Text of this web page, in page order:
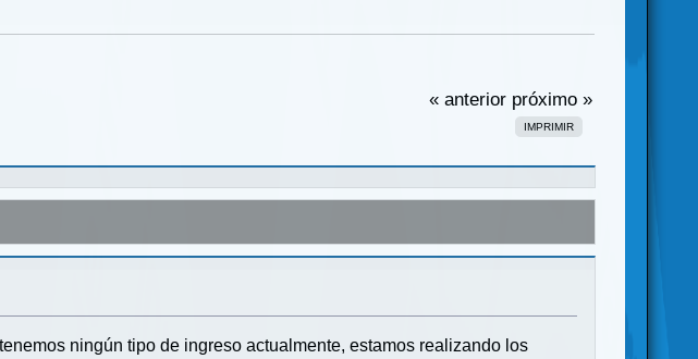
« anterior próximo »
IMPRIMIR
ningún tipo de ingreso actualmente, estamos realizando los